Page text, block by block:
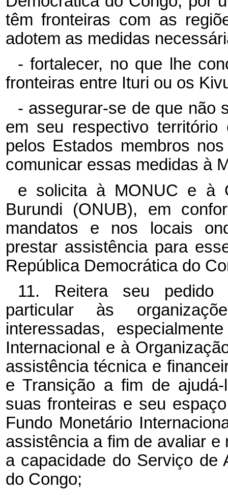
têm fronteiras com as
adotem as medidas
- fortalecer, no que lhe
fronteiras entre Ituri ou os
- assegurar-se de que não
em seu respectivo
pelos Estados membros
comunicar essas medidas à
e solicita à MONUC e à
Burundi (ONUB), em
mandatos e nos locais
prestar assistência para
República Democrática do
11. Reitera seu pedido
particular às
interessadas,
Internacional e à
assistência técnica e
e Transição a fim de
suas fronteiras e seu
Fundo Monetário
assistência a fim de avaliar
a capacidade do Serviço de
do Congo;